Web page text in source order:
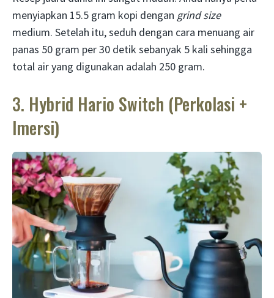
menyiapkan 15.5 gram kopi dengan grind size
medium. Setelah itu, seduh dengan cara menuang air
panas 50 gram per 30 detik sebanyak 5 kali sehingga
total air yang digunakan adalah 250 gram.
3. Hybrid Hario Switch (Perkolasi +
Imersi)